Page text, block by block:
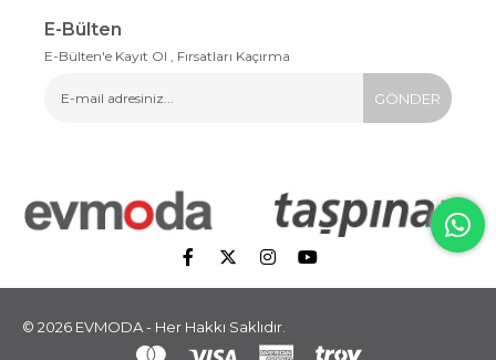
E-Bülten
E-Bülten'e Kayıt Ol , Fırsatları Kaçırma
GÖNDER
© 2026 EVMODA - Her Hakkı Saklıdır.